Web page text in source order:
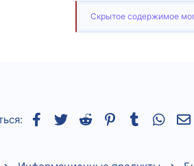
Скрытое содержимое
Facebook
TwitterReddit Pinterest
Tumblr